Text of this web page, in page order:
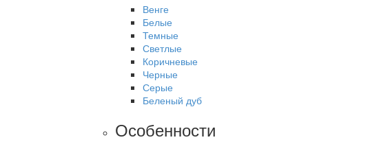
Венге
Белые
Темные
Светлые
Коричневые
Черные
Серые
Беленый дуб
Особенности